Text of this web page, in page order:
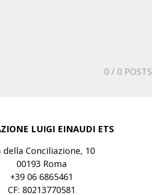
0 / 0 POSTS
LUIGI EINAUDI ETS
della Conciliazione, 10
00193 Roma
+39 06 6865461
CF: 80213770581